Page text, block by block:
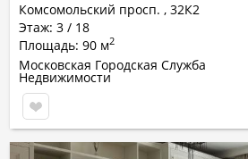
Комсомольский просп. , 32К2
Этаж: 3 / 18
Площадь: 90 м2
Московская Городская Служба
Недвижимости